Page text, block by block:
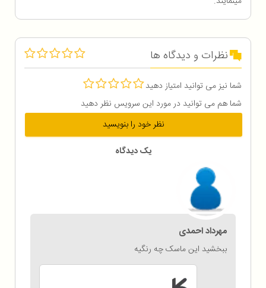
نظرات و دیدگاه ها
شما نیز می توانید امتیاز دهید
شما هم می توانید در مورد این سرویس نظر دهید
نظر خود را بنویسید
یک دیدگاه
مهرداد احمدی
ببخشید این ماسک چه رنگیه